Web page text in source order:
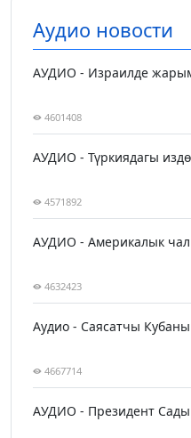
Аудио новости
АУДИО - Израилде
4601408
АУДИО - Түркиядагы
4571892
АУДИО - Америкалык
4632423
Аудио - Саясатчы
4667714
АУДИО - Президент